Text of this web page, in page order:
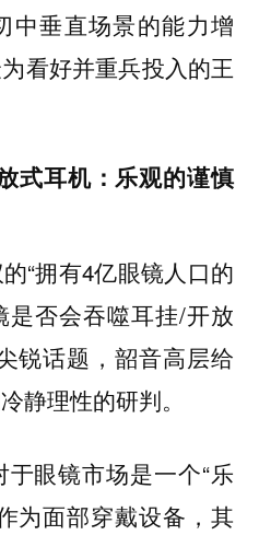
中垂直场景的能力增
看好并重兵投入的王
式耳机：乐观的谨慎
“拥有4亿眼镜人口的
是否会吞噬耳挂/开放
锐话题，韶音高层给
静理性的研判。
眼镜市场是一个“乐
为面部穿戴设备，其